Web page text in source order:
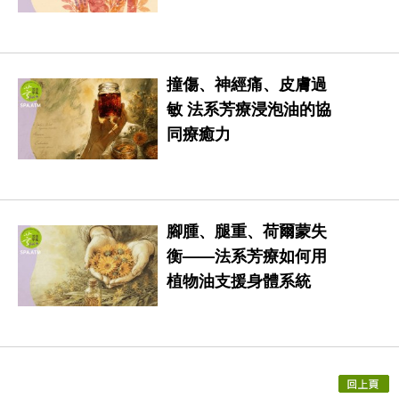
撞傷、神經痛、皮膚過
敏 法系芳療浸泡油的協
同療癒力
腳腫、腿重、荷爾蒙失
衡——法系芳療如何用
植物油支援身體系統